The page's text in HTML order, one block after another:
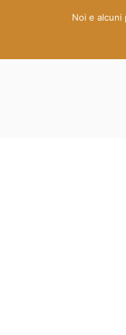
Noi e alcuni